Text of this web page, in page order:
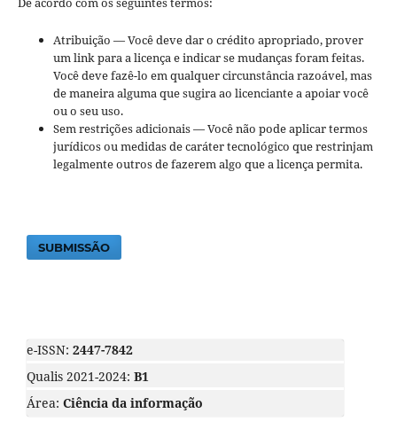
Atribuição — Você deve dar o crédito apropriado, prover
um link para a licença e indicar se mudanças foram feitas.
Você deve fazê-lo em qualquer circunstância razoável, mas
de maneira alguma que sugira ao licenciante a apoiar você
ou o seu uso.
Sem restrições adicionais — Você não pode aplicar termos
jurídicos ou medidas de caráter tecnológico que restrinjam
legalmente outros de fazerem algo que a licença permita.
SUBMISSÃO
e-ISSN: 2447-7842
Qualis 2021-2024: B1
Área: Ciência da informação